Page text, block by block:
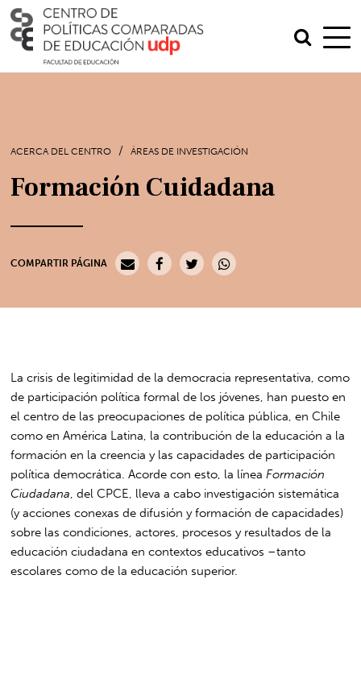
ACERCA DEL CENTRO / ÁREAS DE INVESTIGACIÓN
Formación Cuidadana
COMPARTIR PÁGINA
La crisis de legitimidad de la democracia representativa, como
de participación política formal de los jóvenes, han puesto en
el centro de las preocupaciones de política pública, en Chile
como en América Latina, la contribución de la educación a la
formación en la creencia y las capacidades de participación
política democrática. Acorde con esto, la líneaFormación
Ciudadana, del CPCE, lleva a cabo investigación sistemática
(y acciones conexas de difusión y formación de capacidades)
sobre las condiciones, actores, procesos y resultados de la
educación ciudadana en contextos educativos –tanto
escolares como de la educación superior.